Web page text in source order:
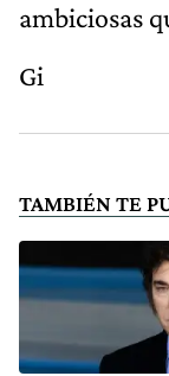
ambiciosas
Gi
TAMBIÉN TE